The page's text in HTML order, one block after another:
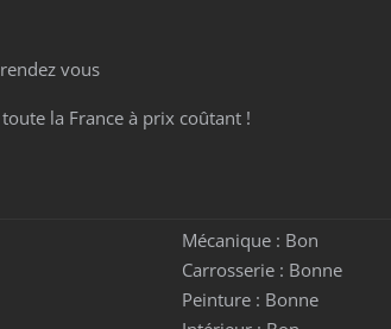
vous
la France à prix coûtant !
Mécanique : Bon
Carrosserie : Bonne
Peinture : Bonne